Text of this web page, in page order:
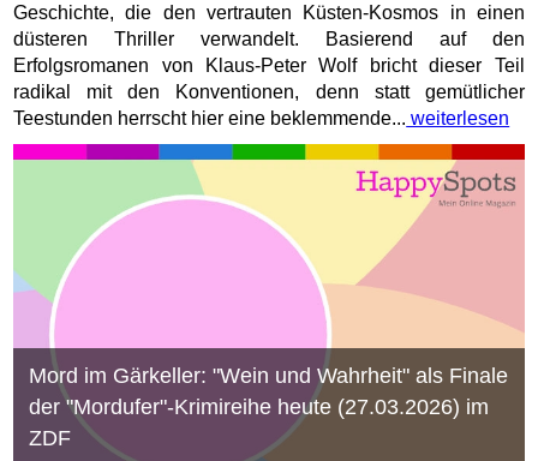
Geschichte, die den vertrauten Küsten-Kosmos in einen
düsteren Thriller verwandelt. Basierend auf den
Erfolgsromanen von Klaus-Peter Wolf bricht dieser Teil
radikal mit den Konventionen, denn statt gemütlicher
Teestunden herrscht hier eine beklemmende... weiterlesen
Mord im Gärkeller: "Wein und Wahrheit" als Finale
der "Mordufer"-Krimireihe heute (27.03.2026) im
ZDF